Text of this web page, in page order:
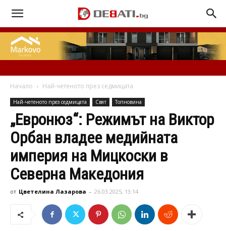
Начало Най-четеното през седмицата
Най-четеното през седмицата Свят Топновина
„Евронюз“: Режимът на Виктор
Орбан владее медийната
империя на Мицкоски в
Северна Македония
от Цветелина Лазарова - 26.03.2025, 13:14